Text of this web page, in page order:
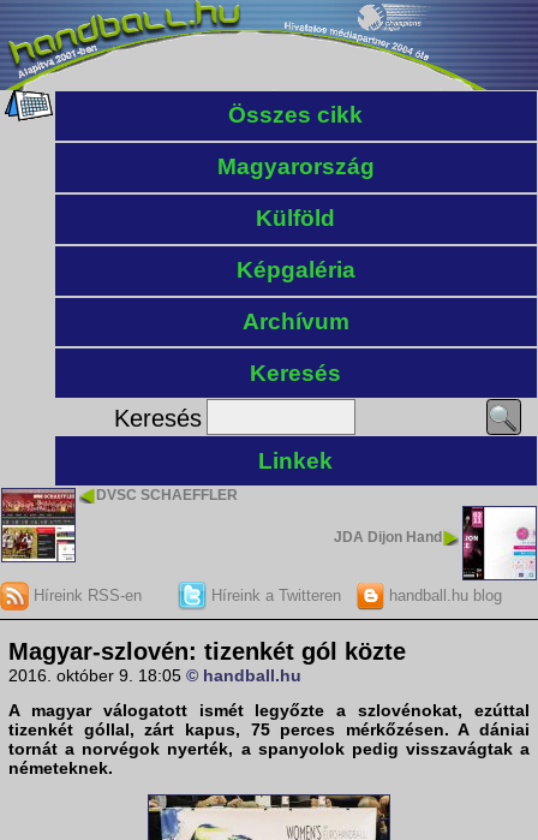
Összes cikk
Magyarország
Külföld
Képgaléria
Archívum
Keresés
Keresés
Linkek
DVSC SCHAEFFLER
JDA Dijon Hand
Híreink RSS-en Híreink a Twitteren handball.hu blog
Magyar-szlovén: tizenkét gól közte
2016. október 9. 18:05 © handball.hu
A magyar válogatottismét legyőzte a szlovénokat, ezúttal
tizenkét góllal, zárt kapus, 75 perces mérkőzésen. A dániai
tornát a norvégok nyerték, a spanyolok pedig visszavágtak a
németeknek.